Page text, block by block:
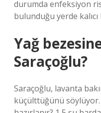
durumda enfeksiyon
bulunduğu yerde
Yağ
Saraçoğlu?
Saraçoğlu, lavanta
küçülttüğünü söylüyor.